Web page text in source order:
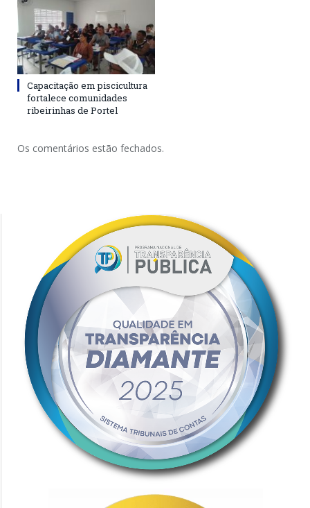
Capacitação em piscicultura
fortalece comunidades
ribeirinhas de Portel
Os comentários estão fechados.